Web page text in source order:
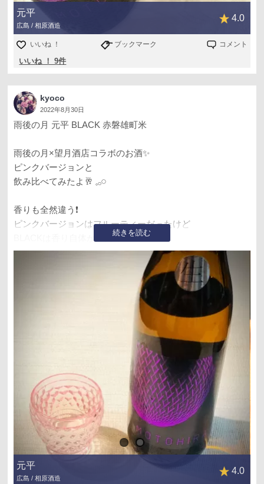
元平
広島 / 相原酒造
4.0
いいね ！ ブックマーク コメント
いいね ！ 9件
kyoco
2022年8月30日
続きを読む
雨後の月 元平 BLACK 赤磐雄町米
雨後の月×望月酒店コラボのお酒✨
ピンクバージョンと
飲み比べてみたよ🥂 𓈒𓂂𓏸
香りも全然違う❗️
ピンクバージョンはフルーティーだったけど
BLACKは香り自体が控えめで
スッキリしてる
広島のお酒ってことで
梨好きじゃけん～😍
爽の梨と😋
元平
広島 / 相原酒造
4.0